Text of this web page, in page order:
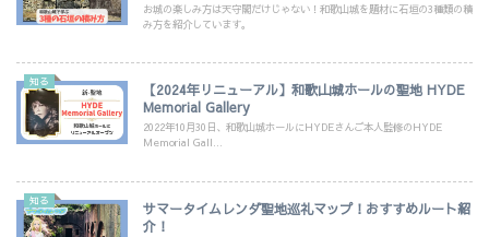
お城の楽しみ方は天守閣だけじゃない！和歌山城を題材に石垣の3種類の積
み方を紹介しています。
知る
【2024年リニューアル】和歌山城ホールの聖地 HYDE
Memorial Gallery
2022年10月30日、和歌山城ホールにHYDEさんご本人監修のHYDE
Memorial Gall...
知る
サマータイムレンダ聖地巡礼マップ！おすすめルート紹
介！